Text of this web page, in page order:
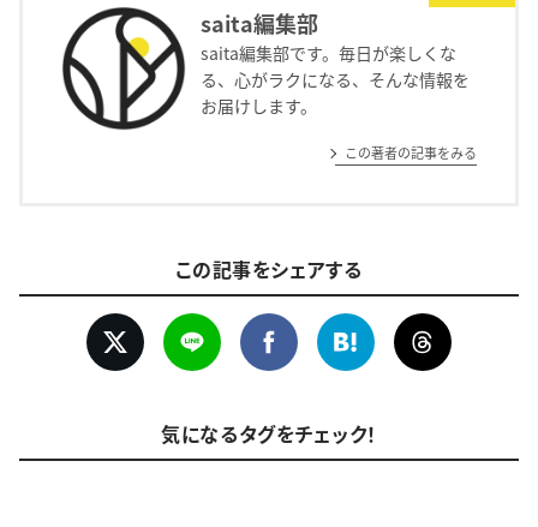
saita編集部
saita編集部です。毎日が楽しくな
る、心がラクになる、そんな情報を
お届けします。
この著者の記事をみる
この記事をシェアする
気になるタグをチェック！